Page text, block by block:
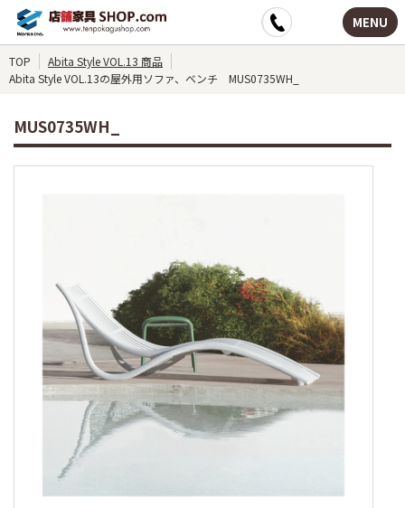
MENU
TOP
Abita Style VOL.13 商品
Abita Style VOL.13の屋外用ソファ、ベンチ MUS0735WH_
MUS0735WH_